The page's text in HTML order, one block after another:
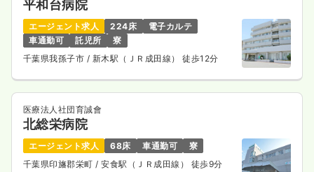
平和台病院
エージェント求人 224床
電子カルテ
車通勤可
託児所
寮
千葉県我孫子市 / 新木駅（ＪＲ成田線） 徒歩12分
医療法人社団育誠會
北総栄病院
エージェント求人 68床 車通勤可
寮
千葉県印旛郡栄町 / 安食駅（ＪＲ成田線） 徒歩9分